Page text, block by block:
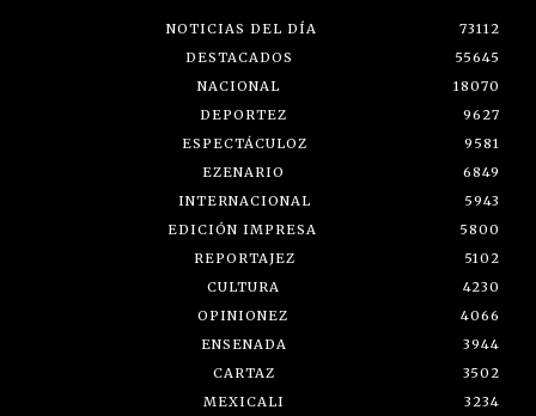
NOTICIAS DEL DÍA
73112
DESTACADOS
55645
NACIONAL
18070
DEPORTEZ
9627
ESPECTÁCULOZ
9581
EZENARIO
6849
INTERNACIONAL
5943
EDICIÓN IMPRESA
5800
REPORTAJEZ
5102
CULTURA
4230
OPINIONEZ
4066
ENSENADA
3944
CARTAZ
3502
MEXICALI
3234